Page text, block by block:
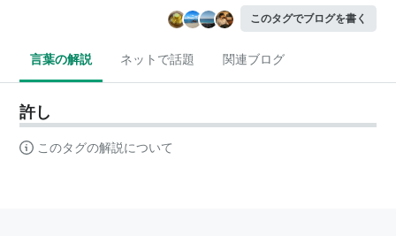
このタグでブログを書く
言葉の解説 ネットで話題 関連ブログ
許し
このタグの解説について